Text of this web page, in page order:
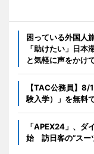
困っている外国人
「助けたい」日
と気軽に声をかけ
【TAC公務員】
験入学）」を無料
「APEX24」、ダ
始 訪日客の“スー